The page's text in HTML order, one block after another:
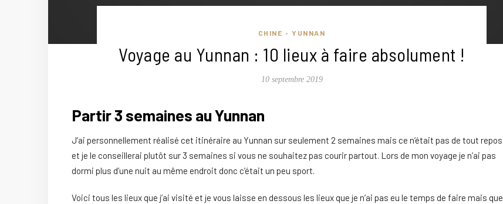
CHINE • YUNNAN
Voyage au Yunnan : 10 lieux à faire absolument !
10 septembre 2019
Partir 3 semaines au Yunnan
J’ai personnellement réalisé cet itinéraire au Yunnan sur seulement 2 semaines mais ce n’était pas de tout repos
et je le conseillerai plutôt sur 3 semaines si vous ne souhaitez pas courir partout. Lors de mon voyage je n’ai pas
dormi plus d’une nuit au même endroit donc c’était un peu sport.
Voici tous les lieux que j’ai visité et je vous laisse en dessous les lieux que je n’ai pas eu le temps de faire mais que